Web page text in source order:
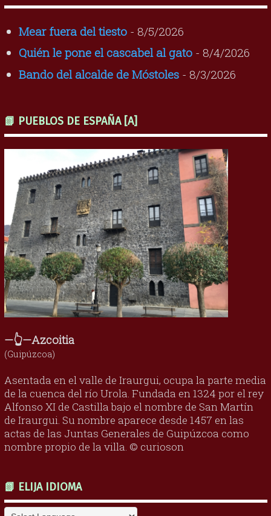
Mear fuera del tiesto- 8/5/2026
Quién le pone el cascabel al gato- 8/4/2026
Bando del alcalde de Móstoles- 8/3/2026
📗 PUEBLOS DE ESPAÑA [A]
—👆—Azcoitia
(Guipúzcoa)
Asentada en el valle de Iraurgui, ocupa la parte media
de la cuenca del río Urola. Fundada en 1324 por el rey
Alfonso XI de Castilla bajo el nombre de San Martín
de Iraurgui. Su nombre aparece desde 1457 en las
actas de las Juntas Generales de Guipúzcoa como
nombre propio de la villa. © curioson
📗 ELIJA IDIOMA